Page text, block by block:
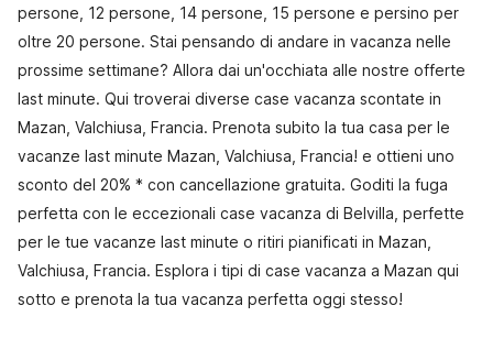
persone, 12 persone, 14 persone, 15 persone e persino per
oltre 20 persone. Stai pensando di andare in vacanza nelle
prossime settimane? Allora dai un'occhiata alle nostre offerte
last minute. Qui troverai diverse case vacanza scontate in
Mazan, Valchiusa, Francia. Prenota subito la tua casa per le
vacanze last minute Mazan, Valchiusa, Francia! e ottieni uno
sconto del 20% * con cancellazione gratuita. Goditi la fuga
perfetta con le eccezionali case vacanza di Belvilla, perfette
per le tue vacanze last minute o ritiri pianificati in Mazan,
Valchiusa, Francia. Esplora i tipi di case vacanza a Mazan qui
sotto e prenota la tua vacanza perfetta oggi stesso!